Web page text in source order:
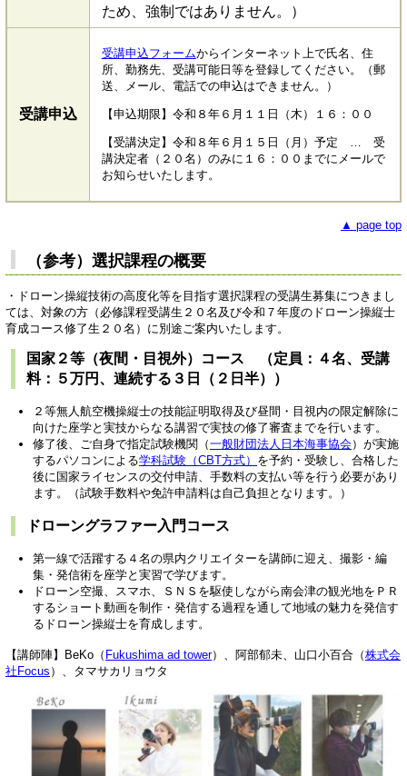
ため、強制ではありません。）
受講申込
受講申込フォームからインターネット上で氏名、住
所、勤務先、受講可能日等を登録してください。（郵
送、メール、電話での申込はできません。）
【申込期限】令和８年６月１１日（木）１６：００
【受講決定】令和８年６月１５日（月）予定 … 受
講決定者（２０名）のみに１６：００までにメールで
お知らせいたします。
▲ page top
（参考）選択課程の概要
・ドローン操縦技術の高度化等を目指す選択課程の受講生募集につきまし
ては、対象の方（必修課程受講生２０名及び令和７年度のドローン操縦士
育成コース修了生２０名）に別途ご案内いたします。
国家２等（夜間・目視外）コース （定員：４名、受講
料：５万円、連続する３日（２日半））
２等無人航空機操縦士の技能証明取得及び昼間・目視内の限定解除に
向けた座学と実技からなる講習で実技の修了審査までを行います。
修了後、ご自身で指定試験機関（一般財団法人日本海事協会）が実施
するパソコンによる学科試験（CBT方式） を予約・受験し、合格した
後に国家ライセンスの交付申請、手数料の支払い等を行う必要があり
ます。（試験手数料や免許申請料は自己負担となります。）
ドローングラファー入門コース
第一線で活躍する４名の県内クリエイターを講師に迎え、撮影・編
集・発信術を座学と実習で学びます。
ドローン空撮、スマホ、ＳＮＳを駆使しながら南会津の観光地をＰＲ
するショート動画を制作・発信する過程を通して地域の魅力を発信す
るドローン操縦士を育成します。
【講師陣】BeKo（ Fukushima ad tower）、阿部郁未、山口小百合（株式会
社Focus ）、タマサカリョウタ